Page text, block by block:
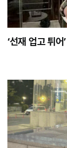
‘선재 업고 튀